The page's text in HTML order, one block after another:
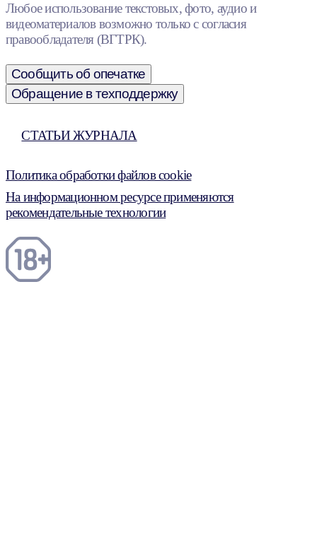
Любое использование текстовых, фото, аудио и
видеоматериалов возможно только с согласия
правообладателя (ВГТРК).
Сообщить об опечатке
Обращение в техподдержку
СТАТЬИ ЖУРНАЛА
Политика обработки файлов cookie
На информационном ресурсе применяются
рекомендательные технологии